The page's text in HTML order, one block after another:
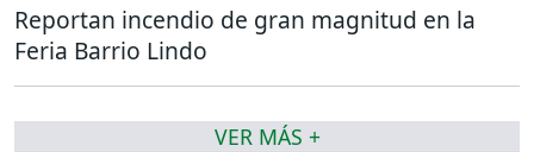
Reportan incendio de gran magnitud en la
Feria Barrio Lindo
VER MÁS +